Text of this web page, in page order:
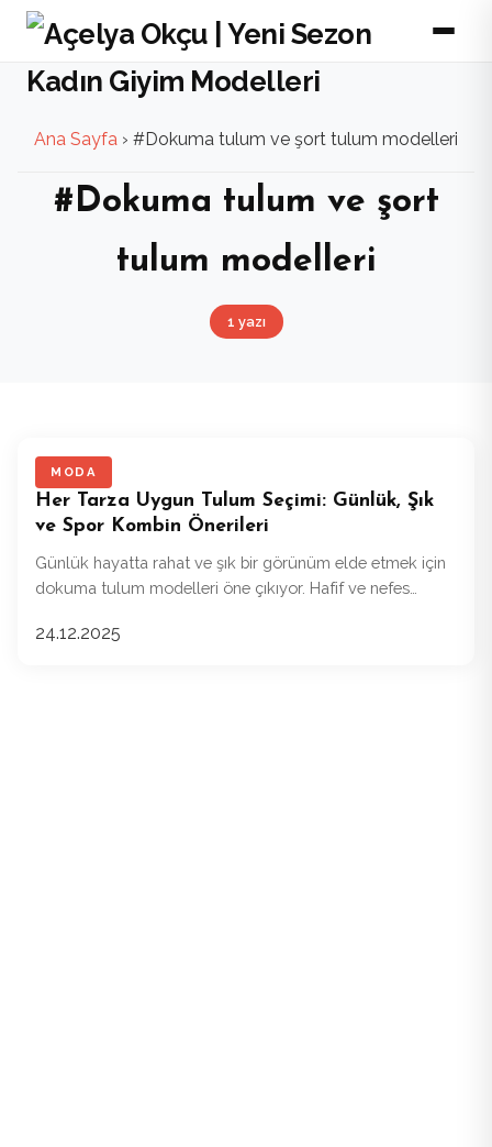
Ana Sayfa › #Dokuma tulum ve şort tulum modelleri
#Dokuma tulum ve şort
tulum modelleri
1 yazı
MODA
Her Tarza Uygun Tulum Seçimi: Günlük, Şık
ve Spor Kombin Önerileri
Günlük hayatta rahat ve şık bir görünüm elde etmek için
dokuma tulum modelleri öne çıkıyor. Hafif ve nefes
konforlu bir kullanım sağlıyor.
24.12.2025